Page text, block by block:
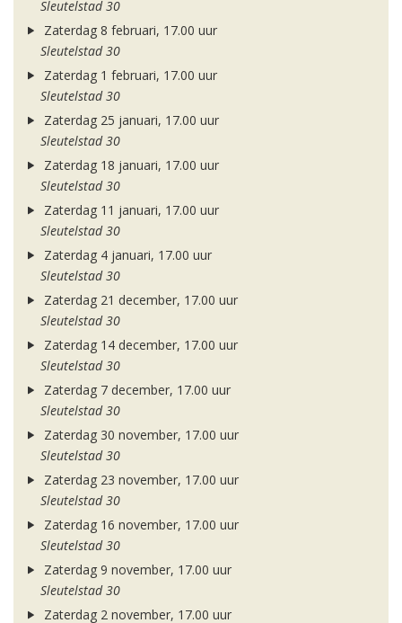
Sleutelstad 30
Zaterdag 8 februari, 17.00 uur
Sleutelstad 30
Zaterdag 1 februari, 17.00 uur
Sleutelstad 30
Zaterdag 25 januari, 17.00 uur
Sleutelstad 30
Zaterdag 18 januari, 17.00 uur
Sleutelstad 30
Zaterdag 11 januari, 17.00 uur
Sleutelstad 30
Zaterdag 4 januari, 17.00 uur
Sleutelstad 30
Zaterdag 21 december, 17.00 uur
Sleutelstad 30
Zaterdag 14 december, 17.00 uur
Sleutelstad 30
Zaterdag 7 december, 17.00 uur
Sleutelstad 30
Zaterdag 30 november, 17.00 uur
Sleutelstad 30
Zaterdag 23 november, 17.00 uur
Sleutelstad 30
Zaterdag 16 november, 17.00 uur
Sleutelstad 30
Zaterdag 9 november, 17.00 uur
Sleutelstad 30
Zaterdag 2 november, 17.00 uur